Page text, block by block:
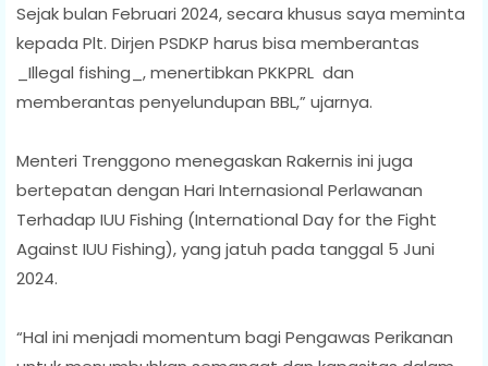
Sejak bulan Februari 2024, secara khusus saya meminta
kepada Plt. Dirjen PSDKP harus bisa memberantas
_Illegal fishing_, menertibkan PKKPRL dan
memberantas penyelundupan BBL,” ujarnya.
Menteri Trenggono menegaskan Rakernis ini juga
bertepatan dengan Hari Internasional Perlawanan
Terhadap IUU Fishing (International Day for the Fight
Against IUU Fishing), yang jatuh pada tanggal 5 Juni
2024.
“Hal ini menjadi momentum bagi Pengawas Perikanan